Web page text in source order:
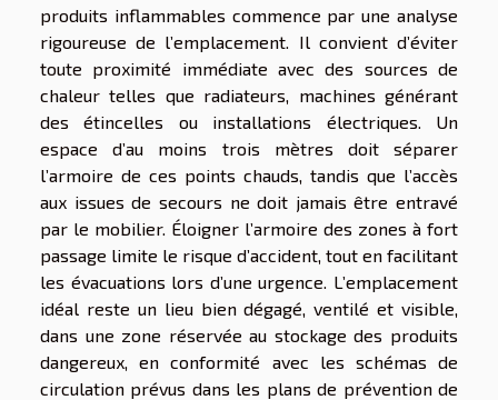
produits inflammables commence par une analyse
rigoureuse de l’emplacement. Il convient d’éviter
toute proximité immédiate avec des sources de
chaleur telles que radiateurs, machines générant
des étincelles ou installations électriques. Un
espace d’au moins trois mètres doit séparer
l’armoire de ces points chauds, tandis que l’accès
aux issues de secours ne doit jamais être entravé
par le mobilier. Éloigner l’armoire des zones à fort
passage limite le risque d’accident, tout en facilitant
les évacuations lors d’une urgence. L’emplacement
idéal reste un lieu bien dégagé, ventilé et visible,
dans une zone réservée au stockage des produits
dangereux, en conformité avec les schémas de
circulation prévus dans les plans de prévention de